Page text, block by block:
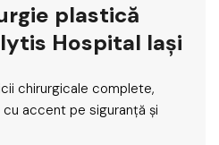
plastică
Hospital Iași
chirurgicale complete,
accent pe siguranță și